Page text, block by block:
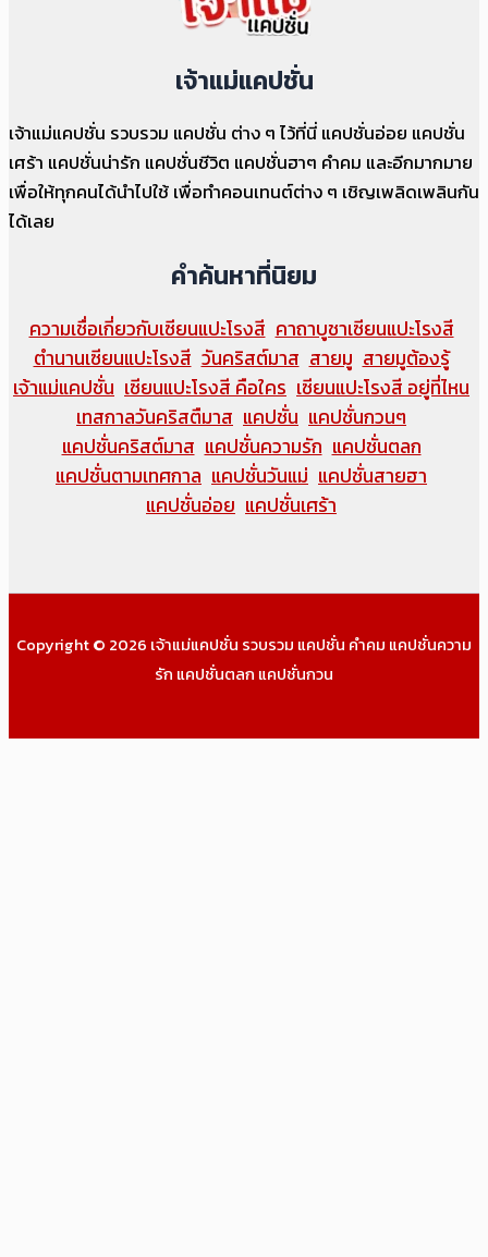
เจ้าแม่แคปชั่น
เจ้าแม่แคปชั่น รวบรวม แคปชั่น ต่าง ๆ ไว้ที่นี่ แคปชั่นอ่อย แคปชั่น
เศร้า แคปชั่นน่ารัก แคปชั่นชีวิต แคปชั่นฮาๆ คำคม และอีกมากมาย
เพื่อให้ทุกคนได้นำไปใช้ เพื่อทำคอนเทนต์ต่าง ๆ เชิญเพลิดเพลินกัน
ได้เลย
คำค้นหาที่นิยม
ความเชื่อเกี่ยวกับเซียนแปะโรงสี คาถาบูชาเซียนแปะโรงสี
ตำนานเซียนแปะโรงสี วันคริสต์มาส สายมู สายมูต้องรู้
เจ้าแม่แคปชั่น เซียนแปะโรงสี คือใคร เซียนแปะโรงสี อยู่ที่ไหน
เทสกาลวันคริสตืมาส แคปชั่น แคปชั่นกวนๆ
แคปชั่นคริสต์มาส แคปชั่นความรัก แคปชั่นตลก
แคปชั่นตามเทศกาล แคปชั่นวันแม่ แคปชั่นสายฮา
แคปชั่นอ่อย แคปชั่นเศร้า
Copyright © 2026 เจ้าแม่แคปชั่น รวบรวม แคปชั่น คำคม แคปชั่นความ
รัก แคปชั่นตลก แคปชั่นกวน